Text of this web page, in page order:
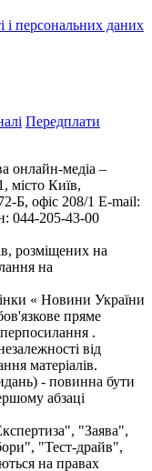
і персональних даних
Передплати
онлайн-медіа –
місто Київ,
офіс 208/1 E-mail:
044-205-43-00
розміщених на
на
« Новини України
пряме
.
від
матеріалів.
- повинна бути
абзаці
"Заява",
"Тест-драйв",
на правах